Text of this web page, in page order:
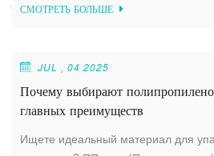
СМОТРЕТЬ БОЛЬШЕ
JUL , 04 2025
Почему выбирают
главных преимуществ
Ищете идеальный материал для